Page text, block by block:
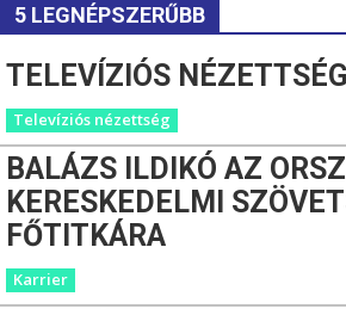
5 LEGNÉPSZERŰBB
TELEVÍZIÓS
Televíziós nézettség
BALÁZS ILDIKÓ AZ
KERESKEDELMI
FŐTITKÁRA
Karrier